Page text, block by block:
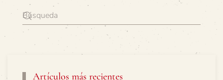
Artículos más recientes